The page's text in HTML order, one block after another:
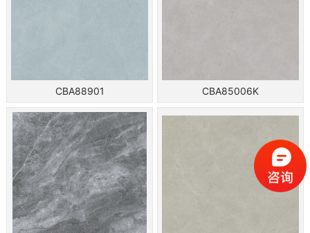
CBA88901 CBA85006K